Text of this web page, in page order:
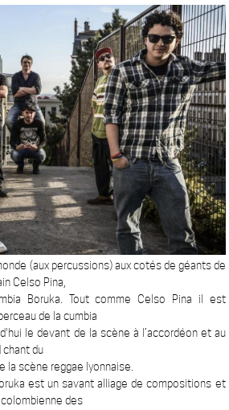
(aux percussions) aux cotés de géants de
Celso Pina,
Boruka. Tout comme Celso Pina il est
de la cumbia
le devant de la scène à l’accordéon et au
chant du
la scène reggae lyonnaise.
est un savant alliage de compositions et
des